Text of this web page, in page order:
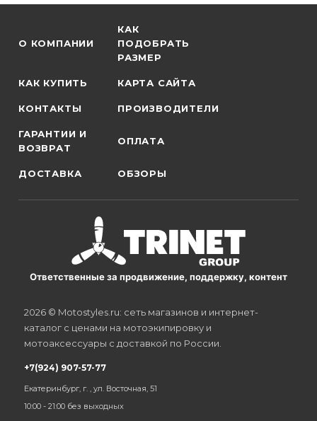
О КОМПАНИИ
КАК
ПОДОБРАТЬ
РАЗМЕР
КАК КУПИТЬ КАРТА САЙТА
КОНТАКТЫ ПРОИЗВОДИТЕЛИ
ГАРАНТИИ И
ВОЗВРАТ
ОПЛАТА
ДОСТАВКА ОБЗОРЫ
Ответственные за продвижение, поддержку, контент
2026 © Motostyles.ru: сеть магазинов и интернет-
каталог с ценами на мотоэкипировку и
мотоаксессуары с доставкой по России.
+7(924) 907-57-77
Екатеринбург, г. , ул. Восточная, 51
10:00 - 21:00 без выходных